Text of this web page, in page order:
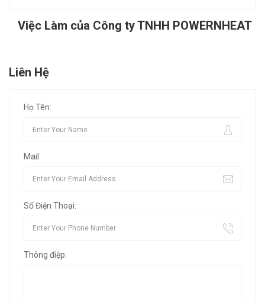
Việc Làm của Công ty TNHH POWERNHEAT
Liên Hệ
Họ Tên:
Mail:
Số Điện Thoại:
Thông điệp: